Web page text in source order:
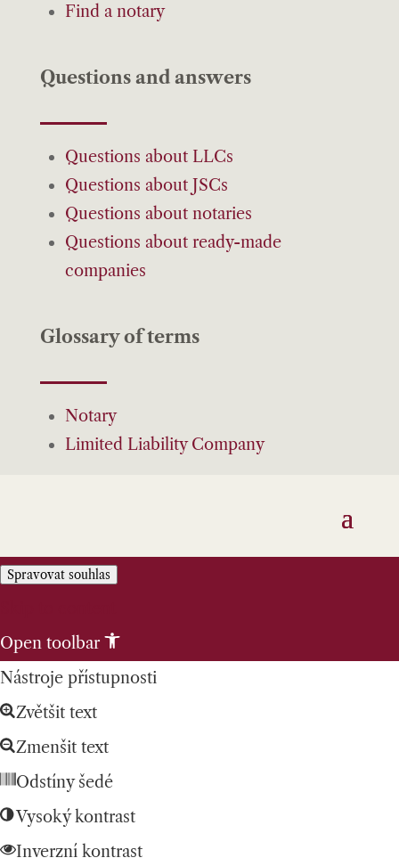
Find a notary
Questions and answers
Questions about LLCs
Questions about JSCs
Questions about notaries
Questions about ready-made
companies
Glossary of terms
Notary
Limited Liability Company
Spravovat souhlas
Open toolbar
Nástroje přístupnosti
Zvětšit text
Zmenšit text
Odstíny šedé
Vysoký kontrast
Inverzní kontrast